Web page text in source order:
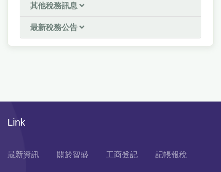
其他稅務訊息
最新稅務公告
Link
最新資訊 關於智盛 工商登記 記帳報稅